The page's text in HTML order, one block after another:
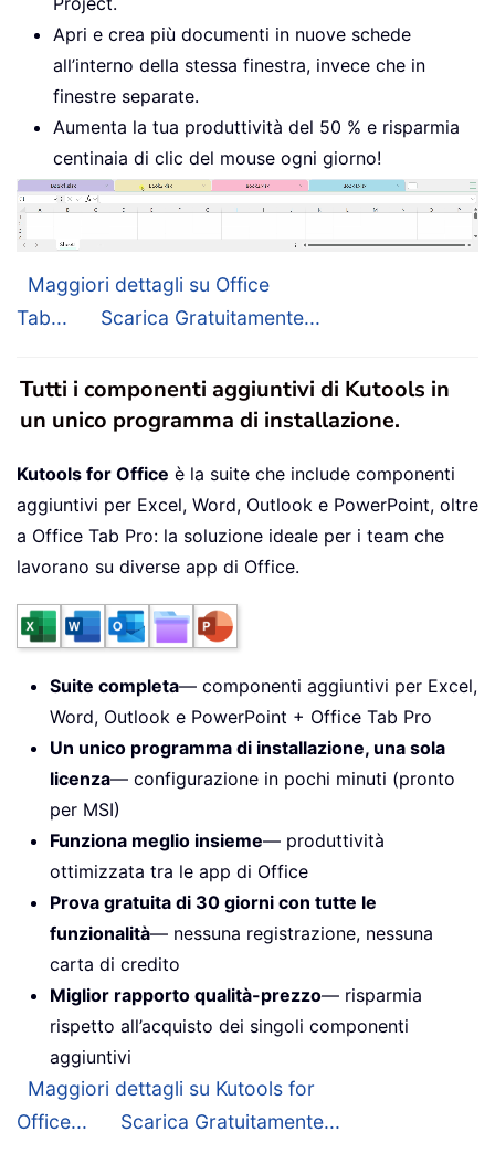
Apri e crea più documenti in nuove schede
all’interno della stessa finestra, invece che in
finestre separate.
Aumenta la tua produttività del 50 % e risparmia
centinaia di clic del mouse ogni giorno!
Maggiori dettagli su Office
Tab...
Scarica Gratuitamente...
Tutti i componenti aggiuntivi di Kutools in
un unico programma di installazione.
Kutools for Office è la suite che include componenti
aggiuntivi per Excel, Word, Outlook e PowerPoint, oltre
a Office Tab Pro: la soluzione ideale per i team che
lavorano su diverse app di Office.
Suite completa— componenti aggiuntivi per Excel,
Word, Outlook e PowerPoint + Office Tab Pro
Un unico programma di installazione, una sola
licenza— configurazione in pochi minuti (pronto
per MSI)
Funziona meglio insieme— produttività
ottimizzata tra le app di Office
Prova gratuita di 30 giorni con tutte le
funzionalità— nessuna registrazione, nessuna
carta di credito
Miglior rapporto qualità-prezzo— risparmia
rispetto all’acquisto dei singoli componenti
aggiuntivi
Maggiori dettagli su Kutools for
Office...
Scarica Gratuitamente...